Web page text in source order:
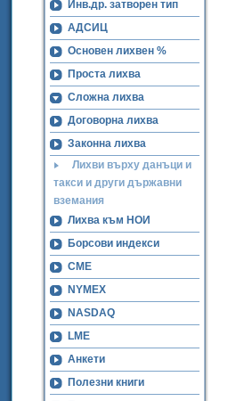
Инв.др. затворен тип
АДСИЦ
Основен лихвен %
Проста лихва
Сложна лихва
Договорна лихва
Законна лихва
Лихви върху данъци и
такси и други държавни
вземания
Лихва към НОИ
Борсови индекси
CME
NYMEX
NASDAQ
LME
Анкети
Полезни книги